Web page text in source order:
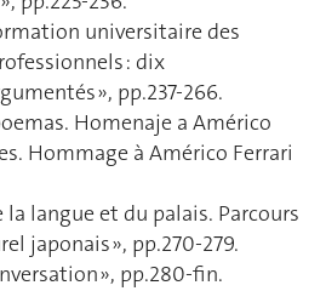
universitaire des
: dix
», pp.237-266.
Homenaje a Américo
Hommage à Américo Ferrari
la langue et du palais. Parcours
japonais », pp.270-279.
», pp.280-fin.